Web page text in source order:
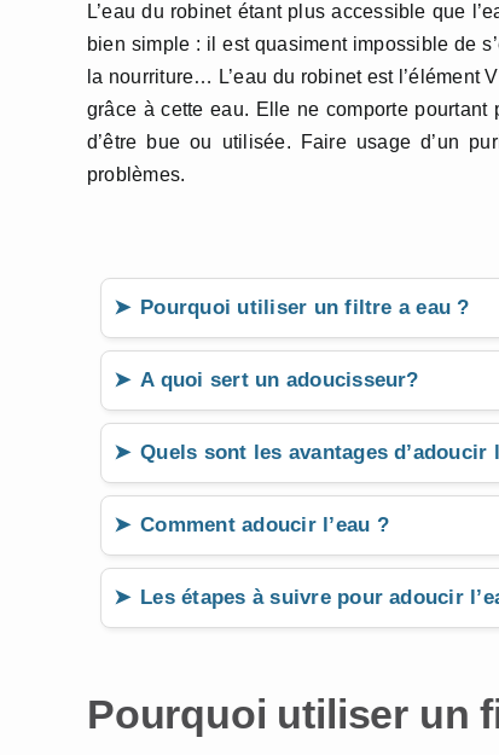
L’eau du robinet étant plus accessible que
bien simple : il est quasiment impossible de
la nourriture… L’eau du robinet est l’élément
grâce à cette eau. Elle ne comporte pourtant
d’être bue ou utilisée. Faire usage d’un
problèmes.
Pourquoi utiliser un filtre a eau ?
A quoi sert un adoucisseur?
Quels sont les avantages d’adoucir
Comment adoucir l’eau ?
Les étapes à suivre pour adoucir
Pourquoi utiliser un